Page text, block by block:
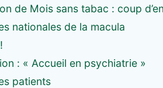
de Mois sans tabac : coup
nationales de la macula
: « Accueil en psychiatrie »
patients